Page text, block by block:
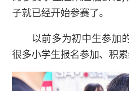
子就已经开始参赛了。
以前多为初中生参加
很多小学生报名参加、积累